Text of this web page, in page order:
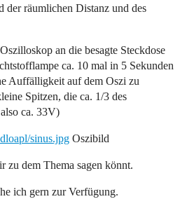
der räumlichen Distanz und des
an die besagte Steckdose
ca. 10 mal in 5 Sekunden
Auffälligkeit auf dem Oszi zu
Spitzen, die ca. 1/3 des
ca. 33V)
sinus.jpg Oszibild
zu dem Thema sagen könnt.
ich gern zur Verfügung.